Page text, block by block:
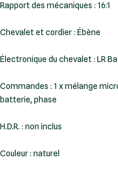
Rapport des mécaniques : 16:1
Chevalet et cordier : Ébène
Électronique du chevalet : LR
Commandes : 1 x mélange
batterie, phase
H.D.R. : non inclus
Couleur : naturel